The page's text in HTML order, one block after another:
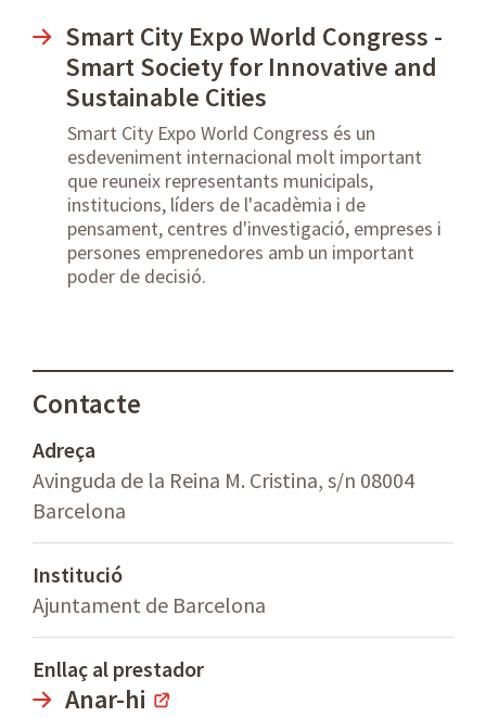
Smart City Expo World Congress -
Smart Society for Innovative and
Sustainable Cities
Smart City Expo World Congress és un
esdeveniment internacional molt important
que reuneix representants municipals,
institucions, líders de l'acadèmia i de
pensament, centres d'investigació, empreses i
persones emprenedores amb un important
poder de decisió.
Contacte
Adreça
Avinguda de la Reina M. Cristina, s/n 08004
Barcelona
Institució
Ajuntament de Barcelona
Enllaç al prestador
Anar-hi